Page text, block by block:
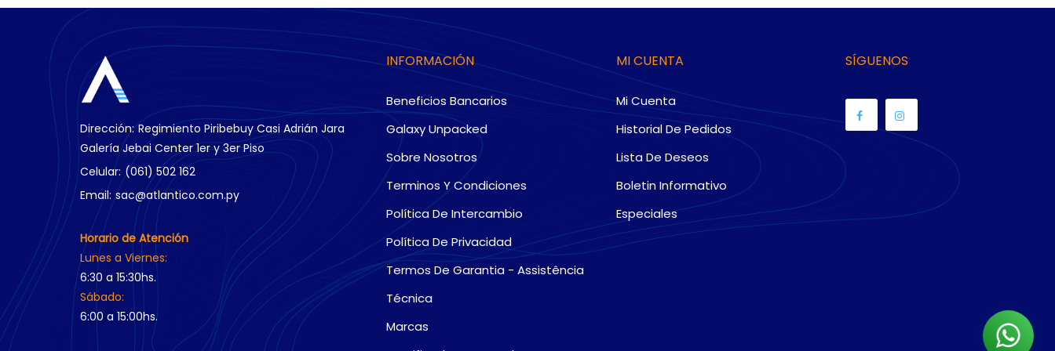
Dirección: Regimiento Piribebuy Casi Adrián Jara
Galería Jebai Center 1er y 3er Piso
Celular: (061) 502 162
Email: sac@atlantico.com.py
Horario de Atención
Lunes a Viernes:
6:30 a 15:30hs.
Sábado:
6:00 a 15:00hs.
INFORMACIÓN
Beneficios Bancarios
Galaxy Unpacked
Sobre Nosotros
Terminos Y Condiciones
Política De Intercambio
Política De Privacidad
Termos De Garantia - Assistência
Técnica
Marcas
MI CUENTA
Mi Cuenta
Historial De Pedidos
Lista De Deseos
Boletin Informativo
Especiales
SÍGUENOS